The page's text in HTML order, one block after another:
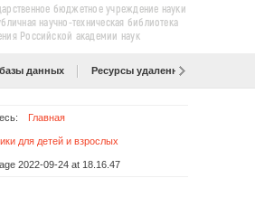
бюджетное учреждение науки
научно-техническая библиотека
Российской академии наук
данных Ресурсы удаленного доступа
Главная
для детей и взрослых
2022-09-24 at 18.16.47